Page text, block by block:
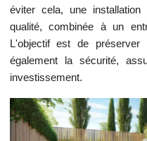
éviter cela, une
qualité, combinée à un
L'objectif est de préserver
également la sécurité,
investissement.